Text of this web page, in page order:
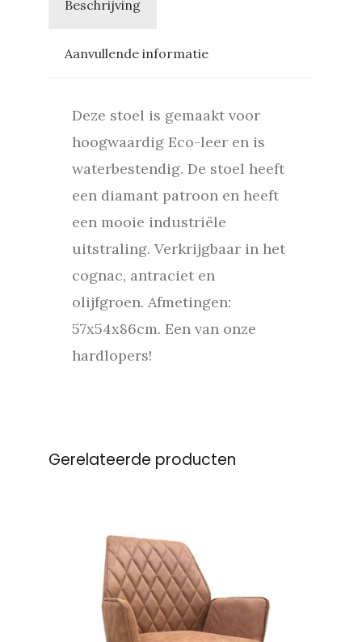
Beschrijving
Aanvullende informatie
Deze stoel is gemaakt voor
hoogwaardig Eco-leer en is
waterbestendig. De stoel heeft
een diamant patroon en heeft
een mooie industriële
uitstraling. Verkrijgbaar in het
cognac, antraciet en
olijfgroen. Afmetingen:
57x54x86cm. Een van onze
hardlopers!
Gerelateerde producten